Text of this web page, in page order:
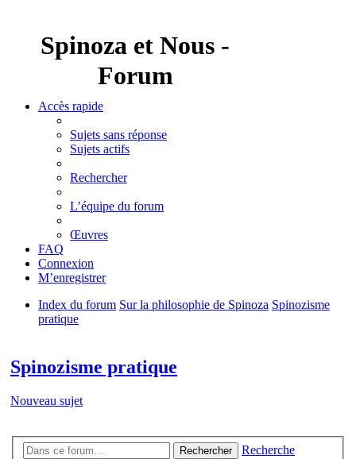
Spinoza et Nous -
Forum
Accès rapide
Sujets sans réponse
Sujets actifs
Rechercher
L’équipe du forum
Œuvres
FAQ
Connexion
M’enregistrer
Index du forum Sur la philosophie de Spinoza Spinozisme
pratique
Spinozisme pratique
Nouveau sujet
Rechercher
Recherche